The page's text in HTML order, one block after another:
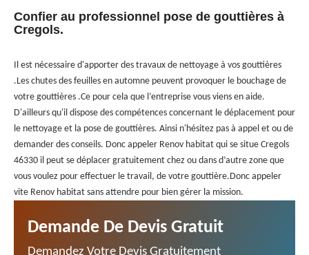
Confier au professionnel pose de gouttières à
Cregols.
Il est nécessaire d'apporter des travaux de nettoyage à vos gouttières
.Les chutes des feuilles en automne peuvent provoquer le bouchage de
votre gouttières .Ce pour cela que l’entreprise vous viens en aide.
D'ailleurs qu'il dispose des compétences concernant le déplacement pour
le nettoyage et la pose de gouttières. Ainsi n'hésitez pas à appel et ou de
demander des conseils. Donc appeler Renov habitat qui se situe Cregols
46330 il peut se déplacer gratuitement chez ou dans d’autre zone que
vous voulez pour effectuer le travail, de votre gouttière.Donc appeler
vite Renov habitat sans attendre pour bien gérer la mission.
Demande De Devis Gratuit
Demandez Votre Devis Gratuitement